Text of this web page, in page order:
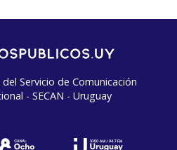
Servicio de Comunicación
- SECAN - Uruguay